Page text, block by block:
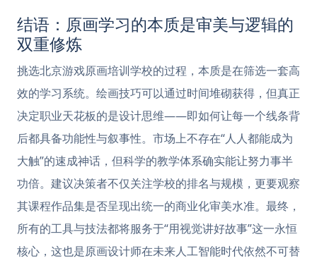
结语：原画学习的本质是审美与逻辑的
双重修炼
挑选北京游戏原画培训学校的过程，本质是在筛选一套高
效的学习系统。绘画技巧可以通过时间堆砌获得，但真正
决定职业天花板的是设计思维——即如何让每一个线条背
后都具备功能性与叙事性。市场上不存在“人人都能成为
大触”的速成神话，但科学的教学体系确实能让努力事半
功倍。建议决策者不仅关注学校的排名与规模，更要观察
其课程作品集是否呈现出统一的商业化审美水准。最终，
所有的工具与技法都将服务于“用视觉讲好故事”这一永恒
核心，这也是原画设计师在未来人工智能时代依然不可替